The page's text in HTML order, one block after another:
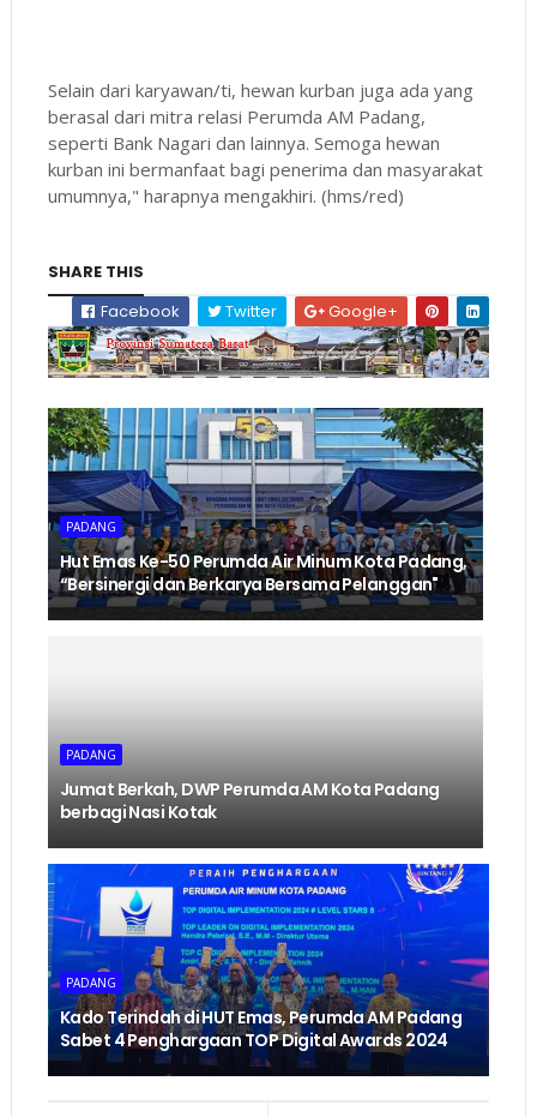
Selain dari karyawan/ti, hewan kurban juga ada yang
berasal dari mitra relasi Perumda AM Padang,
seperti Bank Nagari dan lainnya. Semoga hewan
kurban ini bermanfaat bagi penerima dan masyarakat
umumnya," harapnya mengakhiri. (hms/red)
SHARE THIS
Facebook
Twitter Google+
PADANG
Hut Emas Ke-50 Perumda Air Minum Kota Padang,
“Bersinergi dan Berkarya Bersama Pelanggan"
PADANG
Jumat Berkah, DWP Perumda AM Kota Padang
berbagi Nasi Kotak
PADANG
Kado Terindah di HUT Emas, Perumda AM Padang
Sabet 4 Penghargaan TOP Digital Awards 2024